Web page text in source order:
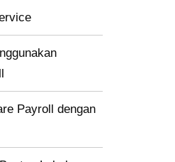
Payroll dengan